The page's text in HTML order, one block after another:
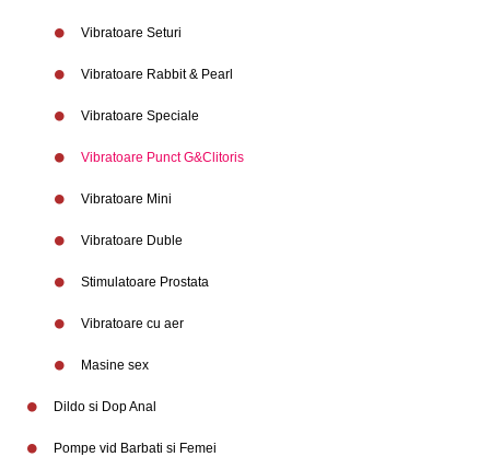
Vibratoare Seturi
Vibratoare Rabbit & Pearl
Vibratoare Speciale
Vibratoare Punct G&Clitoris
Vibratoare Mini
Vibratoare Duble
Stimulatoare Prostata
Vibratoare cu aer
Masine sex
Dildo si Dop Anal
Pompe vid Barbati si Femei